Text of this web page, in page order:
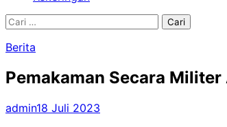
Cari
Berita
Pemakaman Secara
admin18 Juli 2023